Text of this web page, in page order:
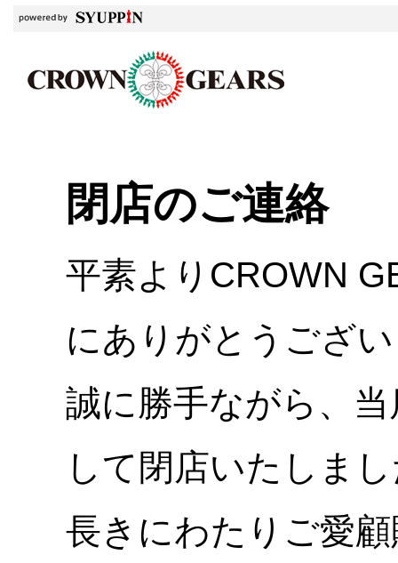
閉店のご連絡
平素よりCROWN
にありがとうござ
誠に勝手ながら、
して閉店いたしま
長きにわたりご愛